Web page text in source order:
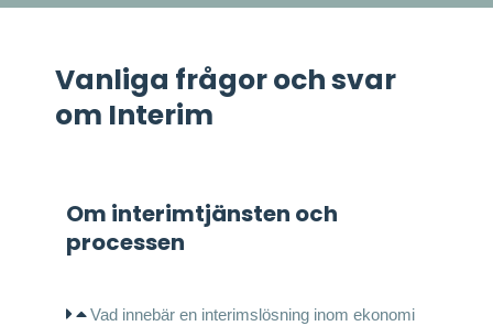
Vanliga frågor och svar
om Interim
Om interimtjänsten och
processen
Vad innebär en interimslösning inom ekonomi